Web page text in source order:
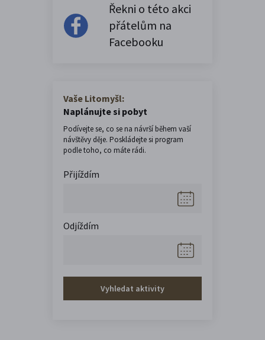
Řekni o této akci
přátelům na
Facebooku
Vaše Litomyšl:
Naplánujte si pobyt
Podívejte se, co se na návrší během vaší
návštěvy děje. Poskládejte si program
podle toho, co máte rádi.
Přijíždím
Odjíždím
Vyhledat aktivity